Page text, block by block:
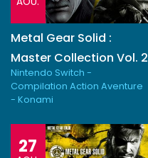
Metal Gear Solid :
Master Collection Vol. 2
Nintendo Switch -
Compilation Action Aventure
- Konami
27